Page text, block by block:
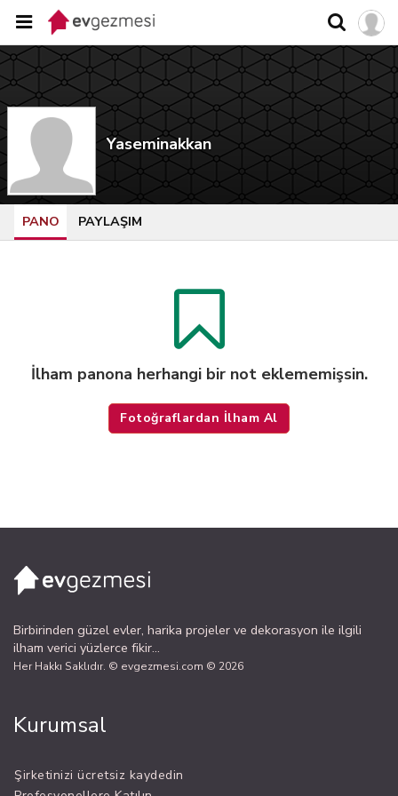
Yaseminakkan
PANO PAYLAŞIM
İlham panona herhangi bir not eklememişsin.
Fotoğraflardan İlham Al
Birbirinden güzel evler, harika projeler ve dekorasyon ile ilgili
ilham verici yüzlerce fikir...
Her Hakkı Saklıdır. © evgezmesi.com © 2026
Kurumsal
Şirketinizi ücretsiz kaydedin